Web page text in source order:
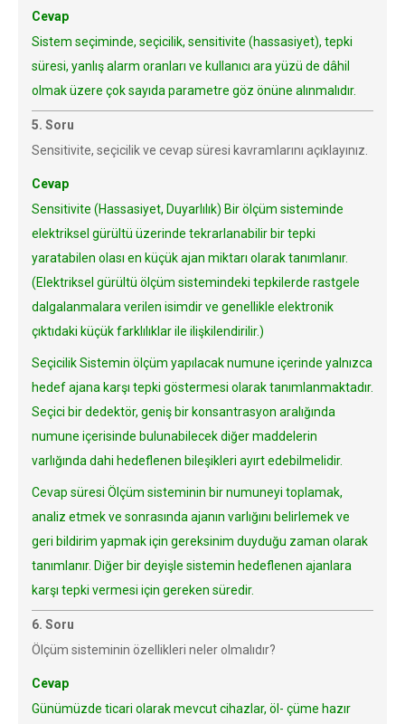
Cevap
Sistem seçiminde, seçicilik, sensitivite (hassasiyet), tepki
süresi, yanlış alarm oranları ve kullanıcı ara yüzü de dâhil
olmak üzere çok sayıda parametre göz önüne alınmalıdır.
5. Soru
Sensitivite, seçicilik ve cevap süresi kavramlarını açıklayınız.
Cevap
Sensitivite (Hassasiyet, Duyarlılık) Bir ölçüm sisteminde
elektriksel gürültü üzerinde tekrarlanabilir bir tepki
yaratabilen olası en küçük ajan miktarı olarak tanımlanır.
(Elektriksel gürültü ölçüm sistemindeki tepkilerde rastgele
dalgalanmalara verilen isimdir ve genellikle elektronik
çıktıdaki küçük farklılıklar ile ilişkilendirilir.)
Seçicilik Sistemin ölçüm yapılacak numune içerinde yalnızca
hedef ajana karşı tepki göstermesi olarak tanımlanmaktadır.
Seçici bir dedektör, geniş bir konsantrasyon aralığında
numune içerisinde bulunabilecek diğer maddelerin
varlığında dahi hedeflenen bileşikleri ayırt edebilmelidir.
Cevap süresi Ölçüm sisteminin bir numuneyi toplamak,
analiz etmek ve sonrasında ajanın varlığını belirlemek ve
geri bildirim yapmak için gereksinim duyduğu zaman olarak
tanımlanır. Diğer bir deyişle sistemin hedeflenen ajanlara
karşı tepki vermesi için gereken süredir.
6. Soru
Ölçüm sisteminin özellikleri neler olmalıdır?
Cevap
Günümüzde ticari olarak mevcut cihazlar, öl- çüme hazır